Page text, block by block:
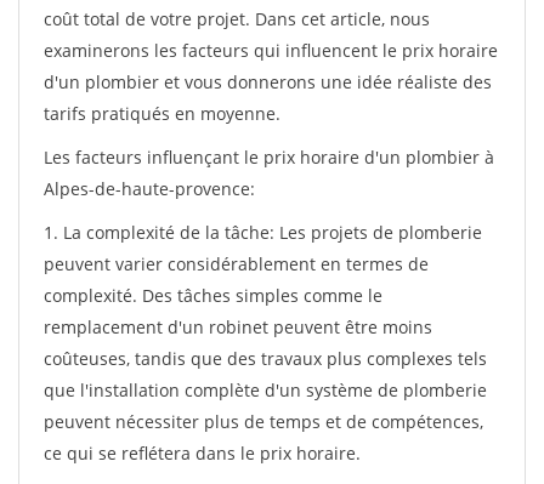
coût total de votre projet. Dans cet article, nous
examinerons les facteurs qui influencent le prix horaire
d'un plombier et vous donnerons une idée réaliste des
tarifs pratiqués en moyenne.
Les facteurs influençant le prix horaire d'un plombier à
Alpes-de-haute-provence:
1. La complexité de la tâche: Les projets de plomberie
peuvent varier considérablement en termes de
complexité. Des tâches simples comme le
remplacement d'un robinet peuvent être moins
coûteuses, tandis que des travaux plus complexes tels
que l'installation complète d'un système de plomberie
peuvent nécessiter plus de temps et de compétences,
ce qui se reflétera dans le prix horaire.